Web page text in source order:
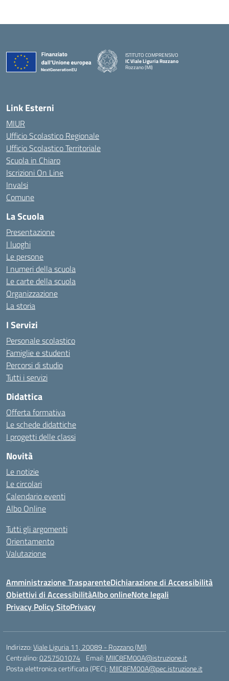
ISTITUTO COMPRENSIVO
IC Viale Liguria Rozzano
Rozzano (MI)
Link Esterni
MIUR
Ufficio Scolastico Regionale
Ufficio Scolastico Territoriale
Scuola in Chiaro
Iscrizioni On Line
Invalsi
Comune
La Scuola
Presentazione
I luoghi
Le persone
I numeri della scuola
Le carte della scuola
Organizzazione
La storia
I Servizi
Personale scolastico
Famiglie e studenti
Percorsi di studio
Tutti i servizi
Didattica
Offerta formativa
Le schede didattiche
I progetti delle classi
Novità
Le notizie
Le circolari
Calendario eventi
Albo Online
Tutti gli argomenti
Orientamento
Valutazione
Amministrazione TrasparenteDichiarazione di Accessibilità
Obiettivi di AccessibilitàAlbo onlineNote legali
Privacy Policy SitoPrivacy
Indirizzo:Viale Liguria 11, 20089 - Rozzano (MI)
Centralino:0257501074 Email: MIIC8FM00A@istruzione.it
Posta elettronica certificata (PEC): MIIC8FM00A@pec.istruzione.it